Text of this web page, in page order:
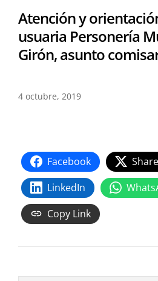
Atención y
usuaria Personería
Girón, asunto
4 octubre, 2019
Facebook
LinkedIn
Copy Link